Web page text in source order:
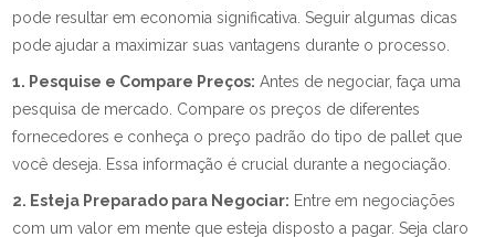
pode resultar em economia significativa. Seguir algumas dicas
pode ajudar a maximizar suas vantagens durante o processo.
1. Pesquise e Compare Preços: Antes de negociar, faça uma
pesquisa de mercado. Compare os preços de diferentes
fornecedores e conheça o preço padrão do tipo de pallet que
você deseja. Essa informação é crucial durante a negociação.
2. Esteja Preparado para Negociar: Entre em negociações
com um valor em mente que esteja disposto a pagar. Seja claro